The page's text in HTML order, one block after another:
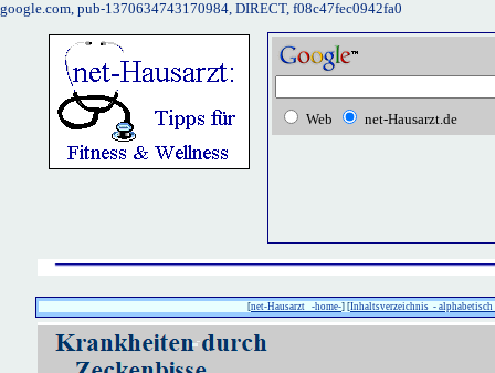
google.com, pub-1370634743170984, DIRECT, f08c47fec0942fa0
Web net-Hausarzt.de
[net-Hausarzt -home-] [Inhaltsverzeichnis - alphabetisch